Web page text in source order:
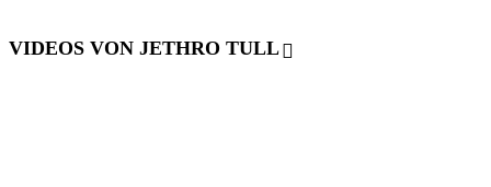
VIDEOS VON JETHRO TULL